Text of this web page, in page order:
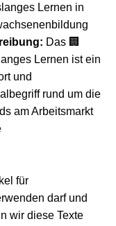
Lernen in
Das 🏢
Lernen ist ein
und
rund um die
am Arbeitsmarkt
für
darf und
wir diese Texte